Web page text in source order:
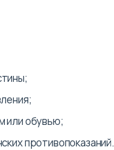
или обувью;
противопоказаний.